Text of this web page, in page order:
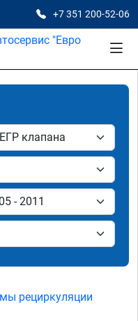
+7 351 200-52-06
рециркуляции